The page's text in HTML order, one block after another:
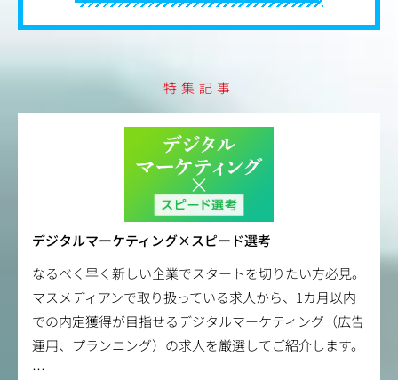
特集記事
デジタルマーケティング×スピード選考
なるべく早く新しい企業でスタートを切りたい方必見。
マスメディアンで取り扱っている求人から、1カ月以内
での内定獲得が目指せるデジタルマーケティング（広告
運用、プランニング）の求人を厳選してご紹介します。
…